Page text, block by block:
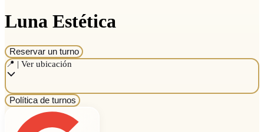
Luna Estética
Reservar un turno
📍 | Ver ubicación
Política de turnos